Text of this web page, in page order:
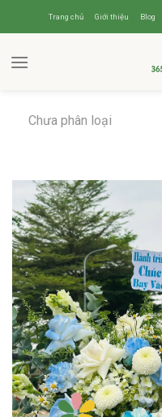
Trang chủ Giới thiệu Blog
Chưa phân loại